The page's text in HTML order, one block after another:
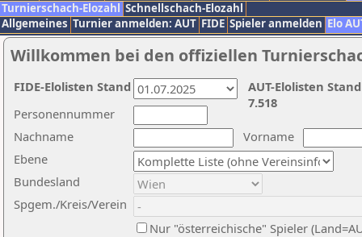
Turnierschach-Elozahl Schnellschach-Elozahl
Allgemeines Turnier anmelden: AUT FIDE Spieler anmelden Elo
Willkommen bei den offiziellen
Nachname
Vorname
Ebene
Personennummer
Bundesland
Spgem./Kreis/Verein
Nur "österreichische" Spieler
AUT-Elolisten
7.518
FIDE-Elolisten Stand